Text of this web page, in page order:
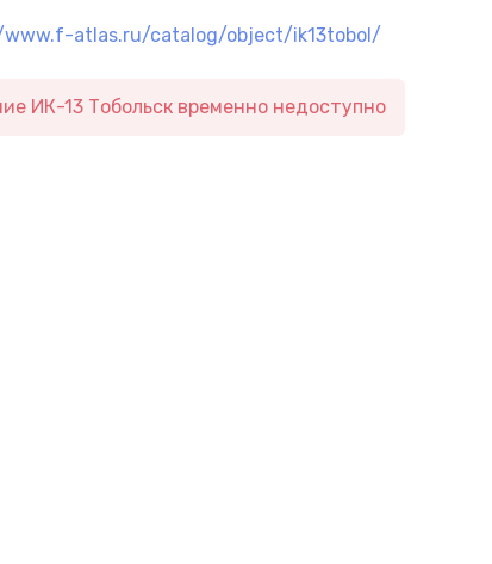
atlas.ru/catalog/object/ik13tobol/
ИК-13 Тобольск временно недоступно